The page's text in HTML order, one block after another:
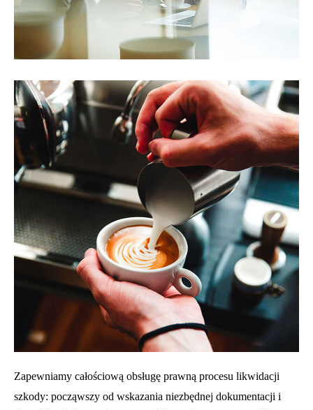
Zapewniamy całościową obsługę prawną procesu likwidacji
szkody: począwszy od wskazania niezbędnej dokumentacji i